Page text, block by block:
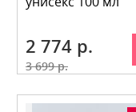
2 774 р.
3 699 р.